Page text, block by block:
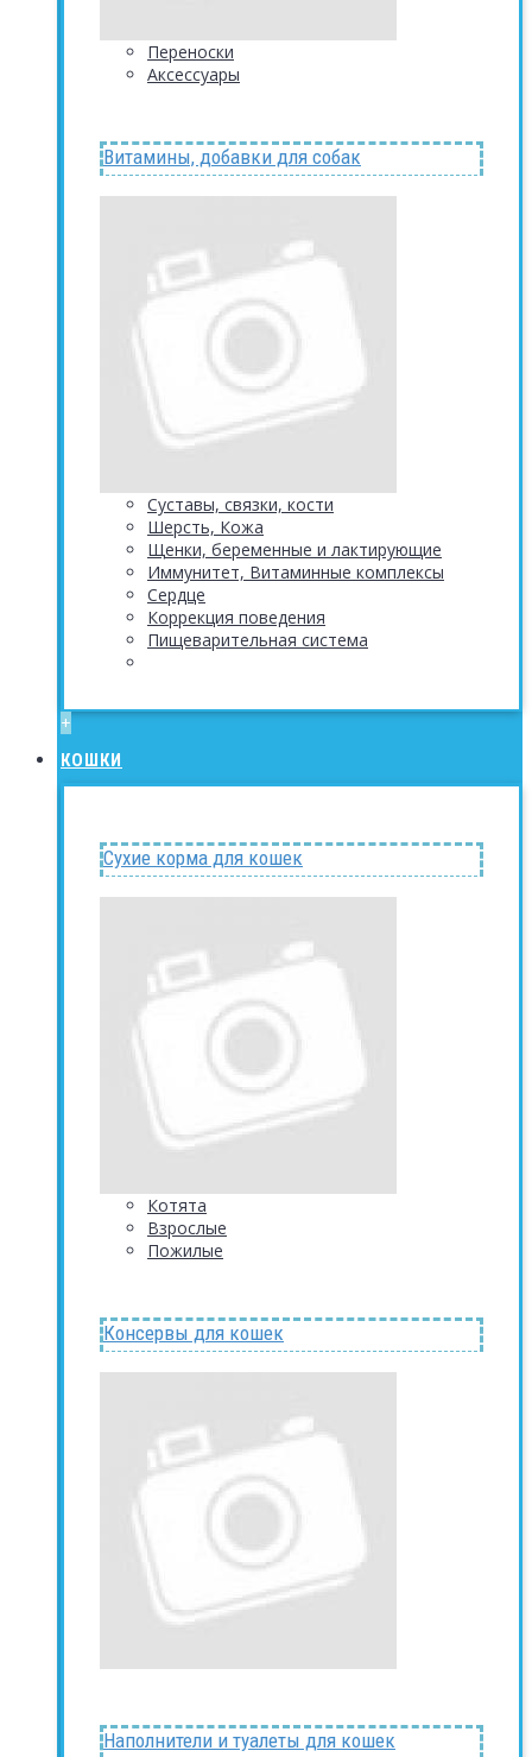
Переноски
Аксессуары
Витамины, добавки для собак
Суставы, связки, кости
Шерсть, Кожа
Щенки, беременные и лактирующие
Иммунитет, Витаминные комплексы
Сердце
Коррекция поведения
Пищеварительная система
+
КОШКИ
Сухие корма для кошек
Котята
Взрослые
Пожилые
Консервы для кошек
Наполнители и туалеты для кошек